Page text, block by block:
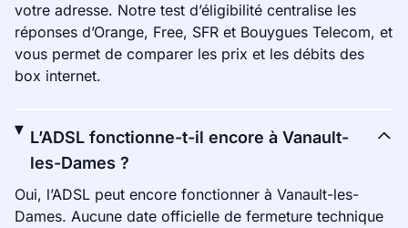
votre adresse. Notre test d’éligibilité centralise les
réponses d’Orange, Free, SFR et Bouygues Telecom, et
vous permet de comparer les prix et les débits des
box internet.
L’ADSL fonctionne-t-il encore à Vanault-
les-Dames ?
Oui, l’ADSL peut encore fonctionner à Vanault-les-
Dames. Aucune date officielle de fermeture technique